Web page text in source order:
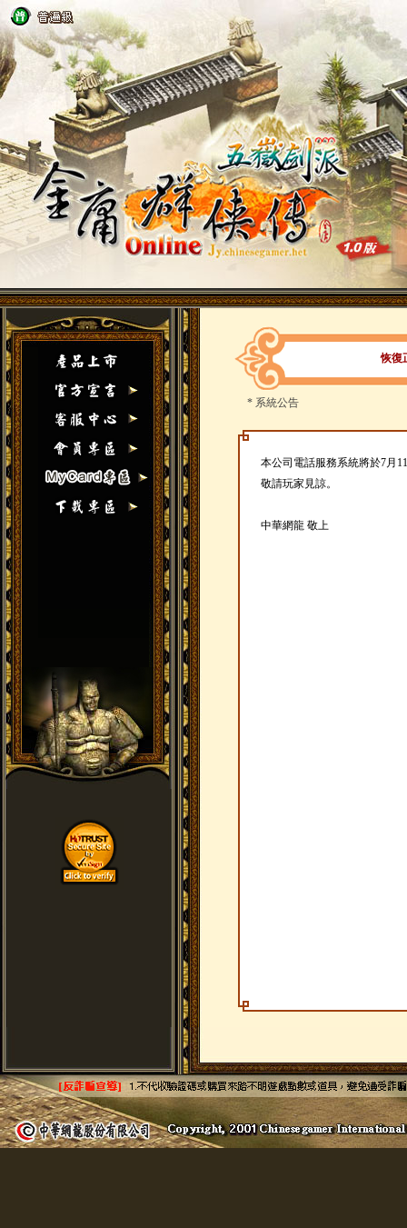
恢復
* 系統公告
本公司電話服務系統將於7月
敬請玩家見諒。
中華網龍 敬上